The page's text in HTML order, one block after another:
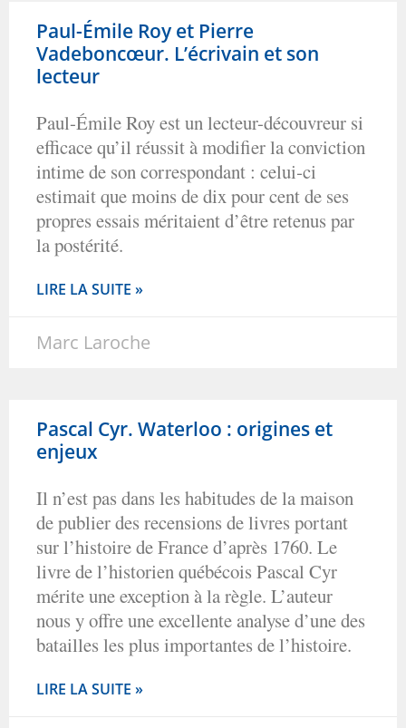
Paul-Émile Roy et Pierre
Vadeboncœur. L’écrivain et son
lecteur
Paul-Émile Roy est un lecteur-découvreur si
efficace qu’il réussit à modifier la conviction
intime de son correspondant : celui‑ci
estimait que moins de dix pour cent de ses
propres essais méritaient d’être retenus par
la postérité.
LIRE LA SUITE »
Marc Laroche
Pascal Cyr. Waterloo : origines et
enjeux
Il n’est pas dans les habitudes de la maison
de publier des recensions de livres portant
sur l’histoire de France d’après 1760. Le
livre de l’historien québécois Pascal Cyr
mérite une exception à la règle. L’auteur
nous y offre une excellente analyse d’une des
batailles les plus importantes de l’histoire.
LIRE LA SUITE »